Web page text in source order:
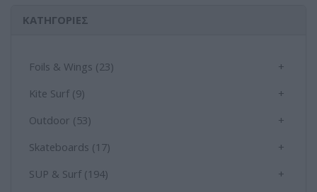
ΚΑΤΗΓΟΡΊΕΣ
Foils & Wings (23)
+
Kite Surf (9)
+
Outdoor (53)
+
Skateboards (17)
+
SUP & Surf (194)
+